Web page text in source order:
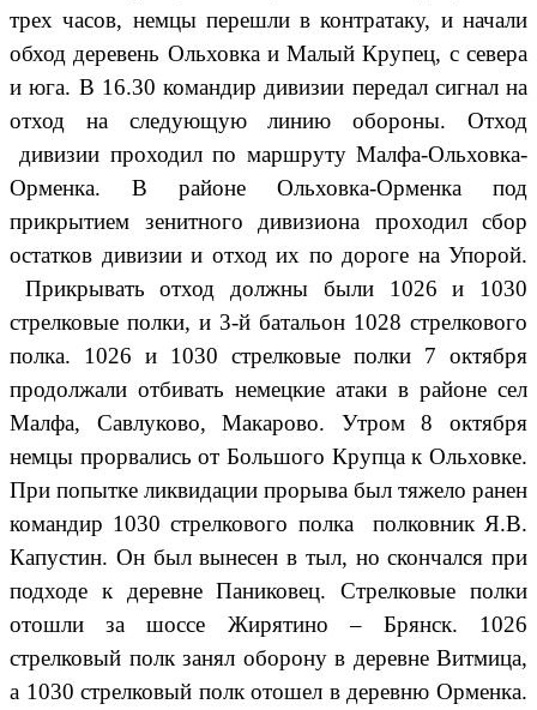
трех часов, немцы перешли в контратаку, и начали
обход деревень Ольховка и Малый Крупец, с севера
и юга. В 16.30 командир дивизии передал сигнал на
отход на следующую линию обороны. Отход
дивизии проходил по маршруту Малфа-Ольховка-
Орменка. В районе Ольховка-Орменка под
прикрытием зенитного дивизиона проходил сбор
остатков дивизии и отход их по дороге на Упорой.
Прикрывать отход должны были 1026 и 1030
стрелковые полки, и 3-й батальон 1028 стрелкового
полка. 1026 и 1030 стрелковые полки 7 октября
продолжали отбивать немецкие атаки в районе сел
Малфа, Савлуково, Макарово. Утром 8 октября
немцы прорвались от Большого Крупца к Ольховке.
При попытке ликвидации прорыва был тяжело ранен
командир 1030 стрелкового полка полковник Я.В.
Капустин. Он был вынесен в тыл, но скончался при
подходе к деревне Паниковец. Стрелковые полки
отошли за шоссе Жирятино – Брянск. 1026
стрелковый полк занял оборону в деревне Витмица,
а 1030 стрелковый полк отошел в деревню Орменка.